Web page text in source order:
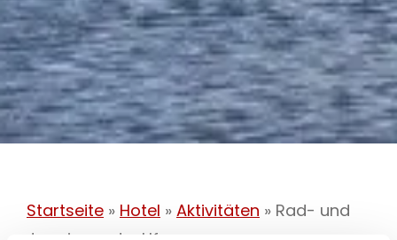
Startseite» Hotel » Aktivitäten » Rad- und